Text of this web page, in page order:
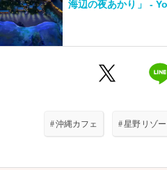
海辺の夜あかり」 -
#沖縄カフェ #星野リゾー